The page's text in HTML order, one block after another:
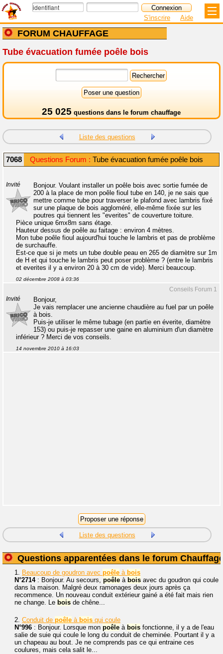
FORUM CHAUFFAGE
S'inscrire Aide
Tube évacuation fumée poêle bois
25 025 questions dans le forum chauffage
Liste des questions
7068 Questions Forum : Tube évacuation fumée poêle bois
Invité
Bonjour. Voulant installer un poêle bois avec sortie fumée de
200 à la place de mon poêle fioul tube en 140, je ne sais que
mettre comme tube pour traverser le plafond avec lambris fixé
sur une plaque de bois aggloméré, elle-même fixée sur les
poutres qui tiennent les "everites" de couverture toiture.
Pièce unique 6mx8m sans étage.
Hauteur dessus de poêle au faitage : environ 4 mètres.
Mon tube poêle fioul aujourd'hui touche le lambris et pas de problème
de surchauffe.
Est-ce que si je mets un tube double peau en 265 de diamètre sur 1m
de H et qui touche le lambris peut poser problème ? (entre le lambris
et everites il y a environ 20 à 30 cm de vide). Merci beaucoup.
02 décembre 2008 à 03:36
Conseils Forum 1
Invité
Bonjour,
Je vais remplacer une ancienne chaudière au fuel par un poêle
à bois.
Puis-je utiliser le même tubage (en partie en éverite, diamètre
153) ou puis-je repasser une gaine en aluminium d'un diamètre
inférieur ? Merci de vos conseils.
14 novembre 2010 à 16:03
Liste des questions
Questions apparentées dans le forum
1. Beaucoup de goudron avec poêle à bois
N°2714: Bonjour. Au secours, poêle à bois avec du goudron qui coule
dans la maison. Malgré deux ramonages deux jours après ça
recommence. Un nouveau conduit extérieur gainé a été fait mais rien
ne change. Le bois de chêne...
2. Conduit de poêle à bois qui coule
N°996 : Bonjour. Lorsque mon poêle à bois fonctionne, il y a de l'eau
salie de suie qui coule le long du conduit de cheminée. Pourtant il y a
un chapeau au bout. Je ne comprends pas ce qui entraine ces
coulures, mais cela salit le...